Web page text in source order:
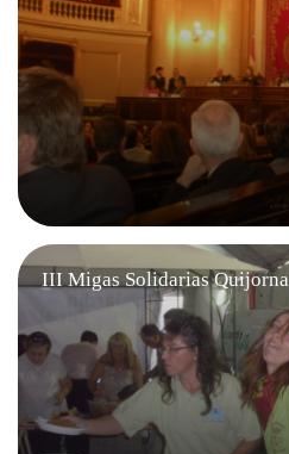
III Migas Solidarias Quijorna